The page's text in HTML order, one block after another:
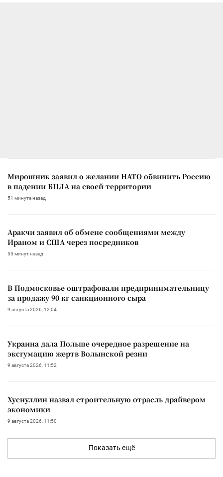
Мирошник заявил о желании НАТО обвинить Россию
в падении БПЛА на своей территории
51 минута назад
Аракчи заявил об обмене сообщениями между
Ираном и США через посредников
55 минут назад
В Подмосковье оштрафовали предпринимательницу
за продажу 90 кг санкционного сыра
9 августа 2026, 12:04
Украина дала Польше очередное разрешение на
эксгумацию жертв Волынской резни
9 августа 2026, 11:52
Хуснуллин назвал строительную отрасль драйвером
экономики
9 августа 2026, 11:50
Показать ещё